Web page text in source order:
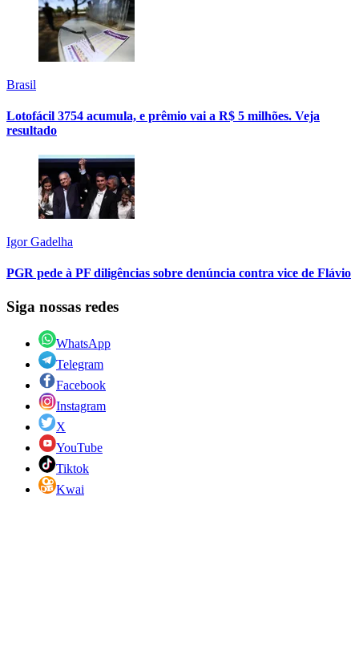
Brasil
Lotofácil 3754 acumula, e prêmio vai a R$ 5 milhões. Veja
resultado
Igor Gadelha
PGR pede à PF diligências sobre denúncia contra vice de Flávio
Siga nossas redes
WhatsApp
Telegram
Facebook
Instagram
X
YouTube
Tiktok
Kwai